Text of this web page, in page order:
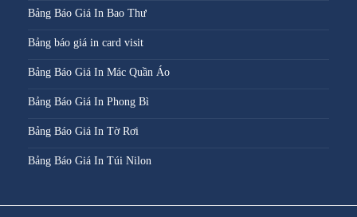
Bảng Báo Giá In Bao Thư
Bảng báo giá in card visit
Bảng Báo Giá In Mác Quần Áo
Bảng Báo Giá In Phong Bì
Bảng Báo Giá In Tờ Rơi
Bảng Báo Giá In Túi Nilon